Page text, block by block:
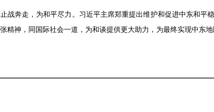
战奔走，为和平尽力。习近平主席郑重提出维护和促进中东和平
精神，同国际社会一道，为和谈提供更大助力，为最终实现中东地